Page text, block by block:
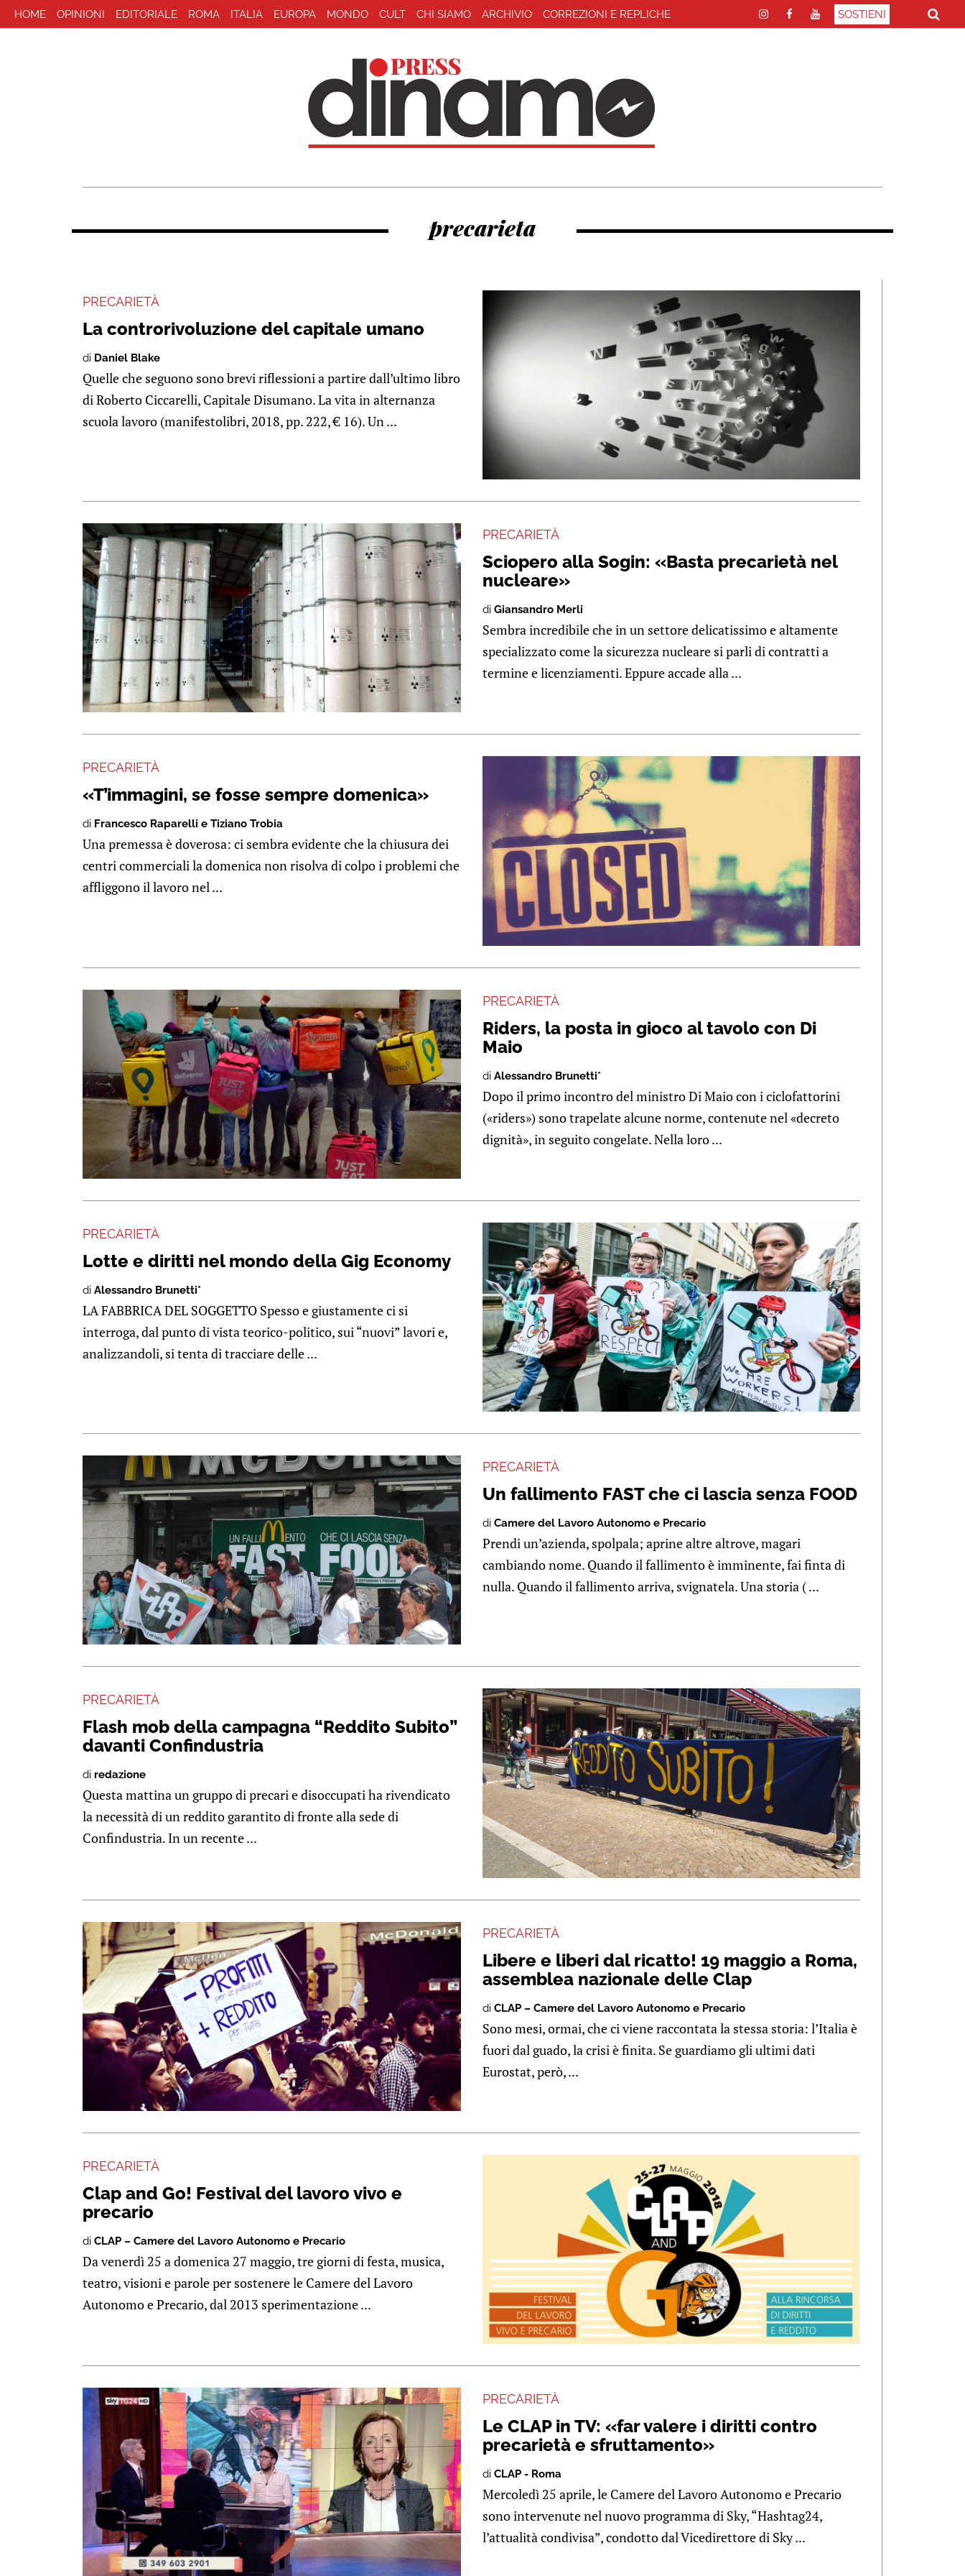
HOME OPINIONI EDITORIALE ROMA ITALIA EUROPA MONDO CULT CHI SIAMO ARCHIVIO CORREZIONI E REPLICHE SOSTIENI
precarieta
PRECARIETÀ
La controrivoluzione del capitale umano
di Daniel Blake
Quelle che seguono sono brevi riflessioni a partire dall’ultimo libro
di Roberto Ciccarelli, Capitale Disumano. La vita in alternanza
scuola lavoro (manifestolibri, 2018, pp. 222, € 16). Un ...
PRECARIETÀ
Sciopero alla Sogin: «Basta precarietà nel
nucleare»
di Giansandro Merli
Sembra incredibile che in un settore delicatissimo e altamente
specializzato come la sicurezza nucleare si parli di contratti a
termine e licenziamenti. Eppure accade alla ...
PRECARIETÀ
«T’immagini, se fosse sempre domenica»
di Francesco Raparelli e Tiziano Trobia
Una premessa è doverosa: ci sembra evidente che la chiusura dei
centri commerciali la domenica non risolva di colpo i problemi che
affliggono il lavoro nel ...
PRECARIETÀ
Riders, la posta in gioco al tavolo con Di
Maio
di Alessandro Brunetti*
Dopo il primo incontro del ministro Di Maio con i ciclofattorini
(«riders») sono trapelate alcune norme, contenute nel «decreto
dignità», in seguito congelate. Nella loro ...
PRECARIETÀ
Lotte e diritti nel mondo della Gig Economy
di Alessandro Brunetti*
LA FABBRICA DEL SOGGETTO Spesso e giustamente ci si
interroga, dal punto di vista teorico-politico, sui “nuovi” lavori e,
analizzandoli, si tenta di tracciare delle ...
PRECARIETÀ
Un fallimento FAST che ci lascia senza FOOD
di Camere del Lavoro Autonomo e Precario
Prendi un’azienda, spolpala; aprine altre altrove, magari
cambiando nome. Quando il fallimento è imminente, fai finta di
nulla. Quando il fallimento arriva, svignatela. Una storia ( ...
PRECARIETÀ
Flash mob della campagna “Reddito Subito”
davanti Confindustria
di redazione
Questa mattina un gruppo di precari e disoccupati ha rivendicato
la necessità di un reddito garantito di fronte alla sede di
Confindustria. In un recente ...
PRECARIETÀ
Libere e liberi dal ricatto! 19 maggio a Roma,
assemblea nazionale delle Clap
di CLAP – Camere del Lavoro Autonomo e Precario
Sono mesi, ormai, che ci viene raccontata la stessa storia: l’Italia è
fuori dal guado, la crisi è finita. Se guardiamo gli ultimi dati
Eurostat, però, ...
PRECARIETÀ
Clap and Go! Festival del lavoro vivo e
precario
di CLAP – Camere del Lavoro Autonomo e Precario
Da venerdì 25 a domenica 27 maggio, tre giorni di festa, musica,
teatro, visioni e parole per sostenere le Camere del Lavoro
Autonomo e Precario, dal 2013 sperimentazione ...
PRECARIETÀ
Le CLAP in TV: «far valere i diritti contro
precarietà e sfruttamento»
di CLAP - Roma
Mercoledì 25 aprile, le Camere del Lavoro Autonomo e Precario
sono intervenute nel nuovo programma di Sky, “Hashtag24,
l’attualità condivisa”, condotto dal Vicedirettore di Sky ...